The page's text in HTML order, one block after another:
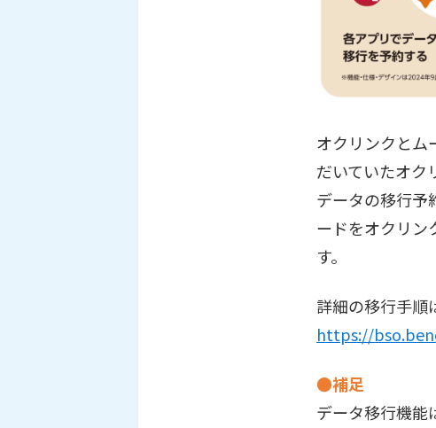
オクリンクとム
だいていたオク
データの移行予
ードをオクリン
す。
詳細の移行手順
https://
●補足
データ移行機能